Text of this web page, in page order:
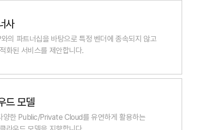
사
의 파트너십을 바탕으로 특정 벤더에 종속되지 않고
화된 서비스를 제안합니다.
드 모델
한 Public/Private Cloud를 유연하게 활용하는